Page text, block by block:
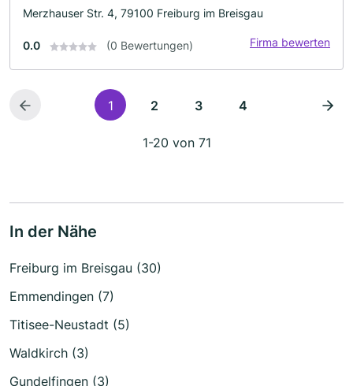
Merzhauser Str. 4, 79100 Freiburg im Breisgau
0.0 (0 Bewertungen) Firma bewerten
1 2 3 4
1-20 von 71
In der Nähe
Freiburg im Breisgau (30)
Emmendingen (7)
Titisee-Neustadt (5)
Waldkirch (3)
Gundelfingen (3)